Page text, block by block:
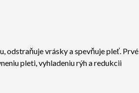
odstraňuje vrásky a spevňuje pleť. Prvé
pleti, vyhladeniu rýh a redukcii